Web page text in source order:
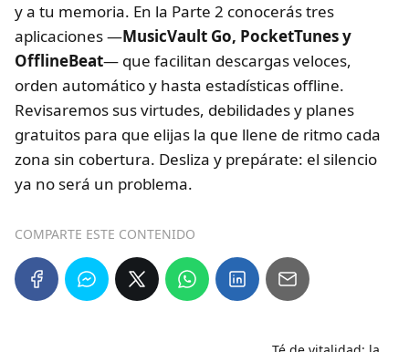
y a tu memoria. En la Parte 2 conocerás tres
aplicaciones —MusicVault Go, PocketTunes y
OfflineBeat— que facilitan descargas veloces,
orden automático y hasta estadísticas offline.
Revisaremos sus virtudes, debilidades y planes
gratuitos para que elijas la que llene de ritmo cada
zona sin cobertura. Desliza y prepárate: el silencio
ya no será un problema.
COMPARTE ESTE CONTENIDO